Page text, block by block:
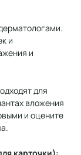
и
и
для
вложения
и оцените